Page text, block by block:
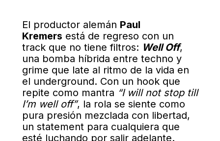
El productor alemán Paul
Kremers está de regreso con un
track que no tiene filtros: Well Off,
una bomba híbrida entre techno y
grime que late al ritmo de la vida en
el underground. Con un hook que
repite como mantra “I will not stop till
I’m well off”, la rola se siente como
pura presión mezclada con libertad,
un statement para cualquiera que
esté luchando por salir adelante.